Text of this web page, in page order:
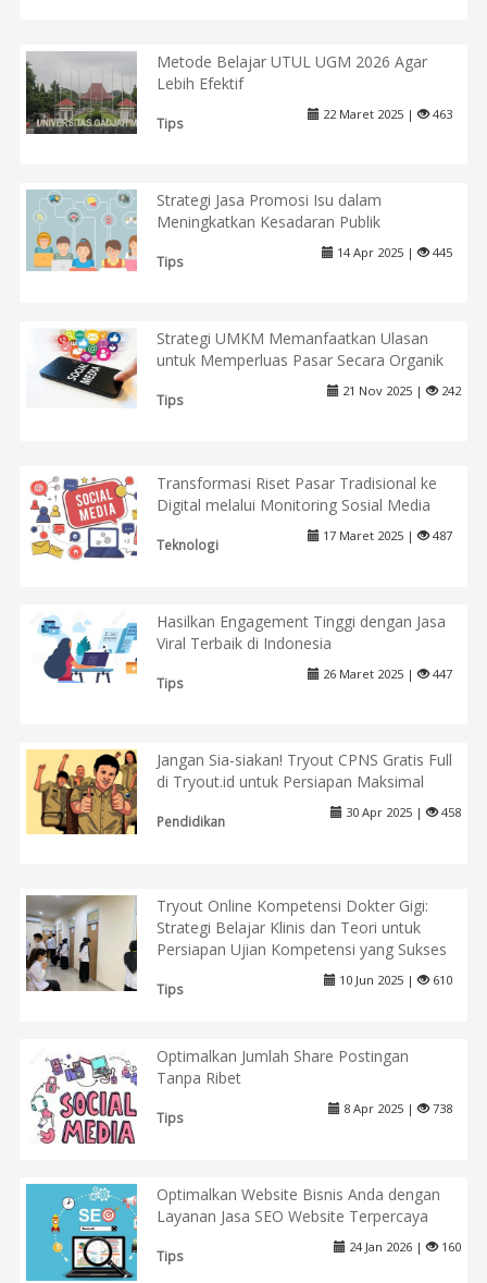
Metode Belajar UTUL UGM 2026 Agar
Lebih Efektif
Tips
22 Maret 2025 | 463
Strategi Jasa Promosi Isu dalam
Meningkatkan Kesadaran Publik
Tips
14 Apr 2025 | 445
Strategi UMKM Memanfaatkan Ulasan
untuk Memperluas Pasar Secara Organik
Tips
21 Nov 2025 | 242
Transformasi Riset Pasar Tradisional ke
Digital melalui Monitoring Sosial Media
Teknologi
17 Maret 2025 | 487
Hasilkan Engagement Tinggi dengan Jasa
Viral Terbaik di Indonesia
Tips
26 Maret 2025 | 447
Jangan Sia-siakan! Tryout CPNS Gratis Full
di Tryout.id untuk Persiapan Maksimal
Pendidikan
30 Apr 2025 | 458
Tryout Online Kompetensi Dokter Gigi:
Strategi Belajar Klinis dan Teori untuk
Persiapan Ujian Kompetensi yang Sukses
Tips
10 Jun 2025 | 610
Optimalkan Jumlah Share Postingan
Tanpa Ribet
Tips
8 Apr 2025 | 738
Optimalkan Website Bisnis Anda dengan
Layanan Jasa SEO Website Terpercaya
Tips
24 Jan 2026 | 160